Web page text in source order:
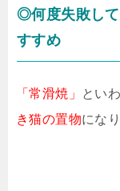
◎何度失敗し
すすめ
「常滑焼」 とい
き猫の置物にな